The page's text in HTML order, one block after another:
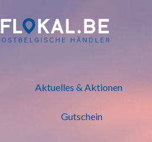
- Bei lokalen
Aktuelles & Aktionen
Gutschein